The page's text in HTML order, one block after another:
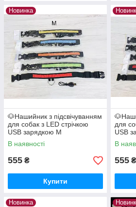
Новинка
🐶Нашийник з підсвічуванням
для собак з LED стрічкою
USB зарядкою M
В наявності
555 ₴
Купити
для
USB
В
555 ₴
Новинка